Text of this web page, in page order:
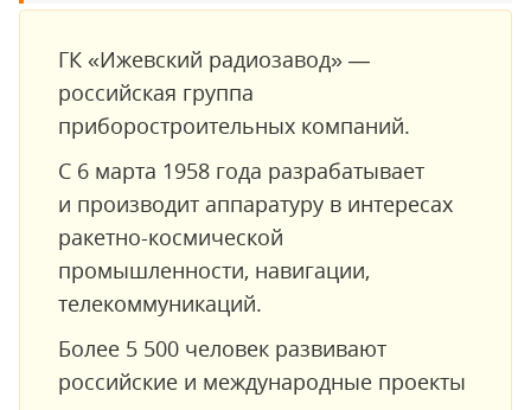
ГК «Ижевский радиозавод» —
российская группа
приборостроительных компаний.
С 6 марта 1958 года разрабатывает
и производит аппаратуру в интересах
ракетно-космической
промышленности, навигации,
телекоммуникаций.
Более 5 500 человек развивают
российские и международные проекты